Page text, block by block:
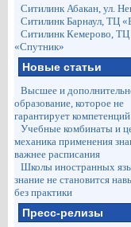
Ситилинк Абакан, ул.
Ситилинк Барнаул, ТЦ
Ситилинк Кемерово, ТЦ
«Спутник»
Новые статьи
Высшее и
образование, которое не
гарантирует компетенций
Учебные комбинаты и
механика применения
важнее расписания
Школы иностранных
знание не становится
без практики
Пресс-релизы